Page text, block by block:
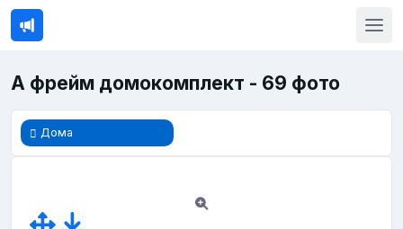
А фрейм домокомплект - 69 фото
Дома